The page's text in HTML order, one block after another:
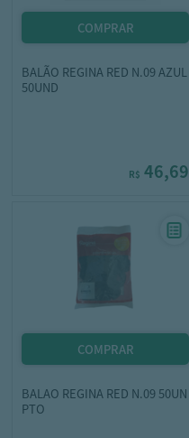
BALÃO REGINA RED N.09 AZUL
50UND
R$ 46,69
BALAO REGINA RED N.09 50UN
PTO